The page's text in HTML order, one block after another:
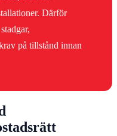
Därför
på tillstånd innan